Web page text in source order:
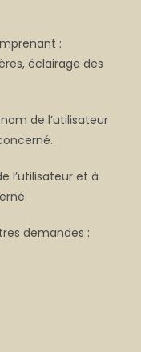
:
éclairage des
de l’utilisateur
l’utilisateur et à
demandes :